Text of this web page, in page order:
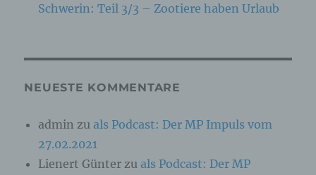
Schwerin: Teil 3/3 – Zootiere haben Urlaub
NEUESTE KOMMENTARE
admin zu als Podcast: Der MP Impuls vom
27.02.2021
Lienert Günter zu als Podcast: Der MP
b) betroffene Person
identifizierbare natürliche Person, deren
Verarbeitung Verantwortlichen verarbeitet
c) Verarbeitung